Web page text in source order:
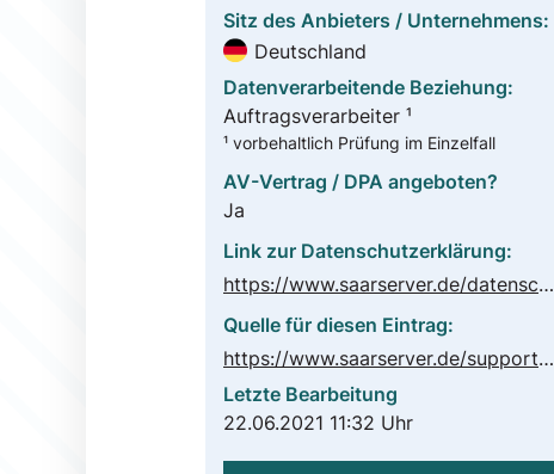
Sitz des Anbieters / Unternehmens:
Deutschland
Datenverarbeitende Beziehung:
Auftragsverarbeiter ¹
¹ vorbehaltlich Prüfung im Einzelfall
AV-Vertrag / DPA angeboten?
Ja
Link zur Datenschutzerklärung:
https://www.saarserver.de/datenschutzhinweise/
Quelle für diesen Eintrag:
https://www.saarserver.de/support/faq/
Letzte Bearbeitung
22.06.2021 11:32 Uhr